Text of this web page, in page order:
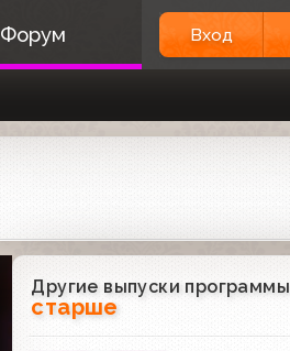
Форум Вход
Другие выпуски программы
старше